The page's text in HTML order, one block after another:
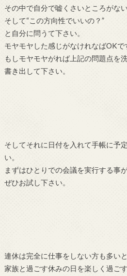
その中で自分で嘘くさいところがな
そして“この方向性でいいの？”
と自分に問うて下さい。
モヤモヤした感じがなけれなばOKで
もしモヤモヤがれば上記の問題点を
書き出して下さい。
そしてそれに日付を入れて手帳に予
い。
まずはひとりでの会議を実行する事
ぜひお試し下さい。
連休は完全に仕事をしない方も多い
家族と過ごす休みの日を楽しく過ご